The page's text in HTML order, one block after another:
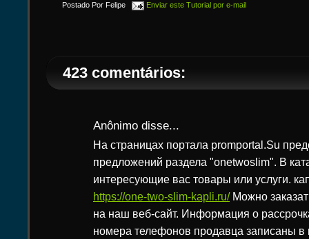
Postado Por Felipe Enviar este Tutorial por e-mail
423 comentários:
Anônimo disse...
На страницах портала promportal.Su
предложений раздела "onetwoslim". В
интересующие вас товары или услуги.
https://one-two-slim-kapli.ru/Можно
на наш веб-сайт. Информация о
номера телефонов продавца записаны в